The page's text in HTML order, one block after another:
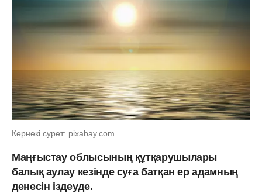
Көрнекі сурет: pixabay.com
Маңғыстау облысының құтқарушылары
балық аулау кезінде суға батқан ер адамның
денесін іздеуде.